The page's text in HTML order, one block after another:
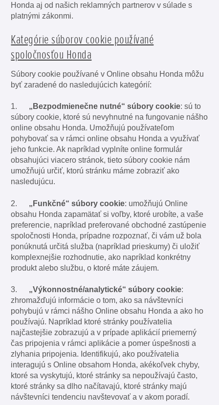
Honda aj od našich reklamných partnerov v súlade s
platnými zákonmi.
Kategórie súborov cookie používané
spoločnosťou Honda
Súbory cookie používané v Online obsahu Honda môžu
byť zaradené do nasledujúcich kategórií:
1. „Bezpodmienečne nutné“ súbory cookie: sú to
súbory cookie, ktoré sú nevyhnutné na fungovanie nášho
online obsahu Honda. Umožňujú používateľom
pohybovať sa v rámci online obsahu Honda a využívať
jeho funkcie. Ak napríklad vyplníte online formulár
obsahujúci viacero stránok, tieto súbory cookie nám
umožňujú určiť, ktorú stránku máme zobraziť ako
nasledujúcu.
2. „Funkčné“ súbory cookie: umožňujú Online
obsahu Honda zapamätať si voľby, ktoré urobíte, a vaše
preferencie, napríklad preferované obchodné zastúpenie
spoločnosti Honda, prípadne rozpoznať, či vám už bola
ponúknutá určitá služba (napríklad prieskumy) či uložiť
komplexnejšie rozhodnutie, ako napríklad konkrétny
produkt alebo službu, o ktoré máte záujem.
3. „Výkonnostné/analytické“ súbory cookie:
zhromažďujú informácie o tom, ako sa návštevníci
pohybujú v rámci nášho Online obsahu Honda a ako ho
používajú. Napríklad ktoré stránky používatelia
najčastejšie zobrazujú a v prípade aplikácií priemerný
čas pripojenia v rámci aplikácie a pomer úspešnosti a
zlyhania pripojenia. Identifikujú, ako používatelia
interagujú s Online obsahom Honda, akékoľvek chyby,
ktoré sa vyskytujú, ktoré stránky sa nepoužívajú často,
ktoré stránky sa dlho načítavajú, ktoré stránky majú
návštevníci tendenciu navštevovať a v akom poradí.